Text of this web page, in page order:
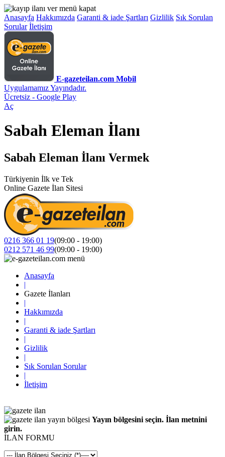
Anasayfa Hakkımızda Garanti & iade Şartları Gizlilik Sık Sorulan
Sorular İletişim
E-gazeteilan.com Mobil
Uygulamamız Yayındadır.
Ücretsiz - Google Play
Aç
Sabah Eleman İlanı
Sabah Eleman İlanı Vermek
Türkiyenin İlk ve Tek
Online Gazete İlan Sitesi
0216 366 01 19(09:00 - 19:00)
0212 571 46 99(09:00 - 19:00)
Anasayfa
|
Gazete İlanları
|
Hakkımızda
|
Garanti & iade Şartları
|
Gizlilik
|
Sık Sorulan Sorular
|
İletişim
Yayın bölgesini seçin. İlan metnini
girin.
İLAN FORMU